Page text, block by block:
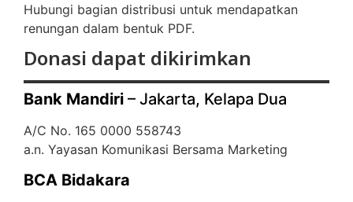
Hubungi bagian distribusi untuk mendapatkan
renungan dalam bentuk PDF.
Donasi dapat dikirimkan
Bank Mandiri – Jakarta, Kelapa Dua
A/C No. 165 0000 558743
a.n. Yayasan Komunikasi Bersama Marketing
BCA Bidakara